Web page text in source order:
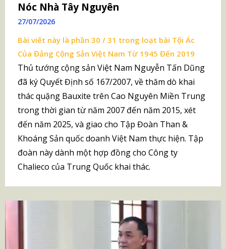
Nóc Nhà Tây Nguyên
27/07/2026
Bài viết này là phần 30 / 31 trong loạt bài Tội Ác
Của Đảng Cộng Sản Việt Nam Từ 1945 Đến 2019
Thủ tướng cộng sản Việt Nam Nguyễn Tấn Dũng
đã ký Quyết Định số 167/2007, về thăm dò khai
thác quặng Bauxite trên Cao Nguyên Miền Trung
trong thời gian từ năm 2007 đến năm 2015, xét
đến năm 2025, và giao cho Tập Đoàn Than &
Khoáng Sản quốc doanh Việt Nam thực hiện. Tập
đoàn này dành một hợp đồng cho Công ty
Chalieco của Trung Quốc khai thác.